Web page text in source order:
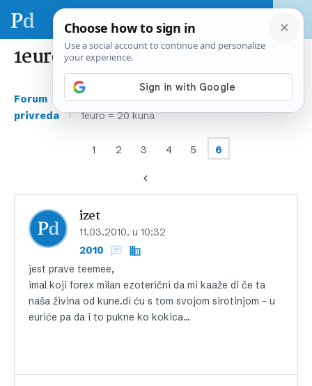
1euro = 20 kuna
Forum Gospodarstvo i financije ›
Hrvatska
privreda
› 1euro = 20 kuna
1 2 3 4 5 6
izet
11.03.2010. u 10:32
2010
jest prave teemee,
imal koji forex milan ezoterični da mi kaaže di če ta
naša živina od kune.di ću s tom svojom sirotinjom – u
euriće pa da i to pukne ko kokica…